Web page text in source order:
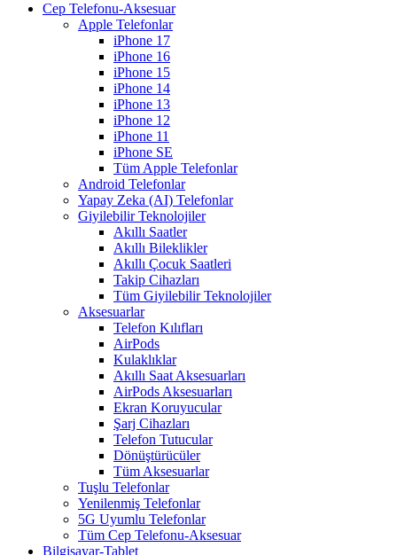
Cep Telefonu-Aksesuar
Apple Telefonlar
iPhone 17
iPhone 16
iPhone 15
iPhone 14
iPhone 13
iPhone 12
iPhone 11
iPhone SE
Tüm Apple Telefonlar
Android Telefonlar
Yapay Zeka (AI) Telefonlar
Giyilebilir Teknolojiler
Akıllı Saatler
Akıllı Bileklikler
Akıllı Çocuk Saatleri
Takip Cihazları
Tüm Giyilebilir Teknolojiler
Aksesuarlar
Telefon Kılıfları
AirPods
Kulaklıklar
Akıllı Saat Aksesuarları
AirPods Aksesuarları
Ekran Koruyucular
Şarj Cihazları
Telefon Tutucular
Dönüştürücüler
Tüm Aksesuarlar
Tuşlu Telefonlar
Yenilenmiş Telefonlar
5G Uyumlu Telefonlar
Tüm Cep Telefonu-Aksesuar
Bilgisayar-Tablet